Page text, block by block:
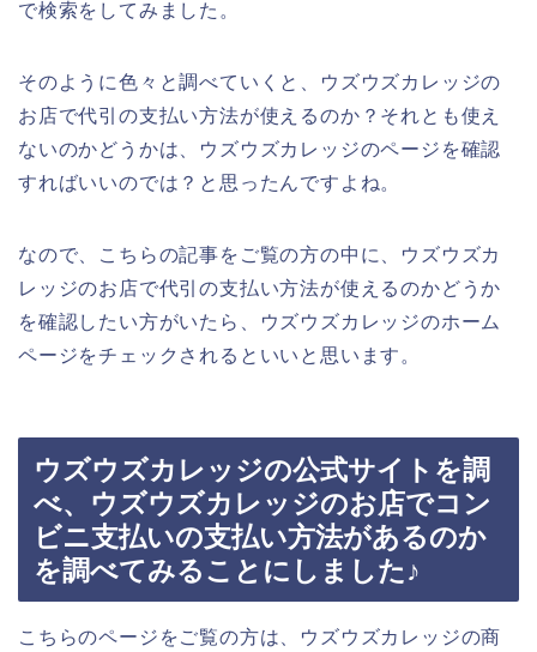
で検索をしてみました。
そのように色々と調べていくと、ウズウズカレッジの
お店で代引の支払い方法が使えるのか？それとも使え
ないのかどうかは、ウズウズカレッジのページを確認
すればいいのでは？と思ったんですよね。
なので、こちらの記事をご覧の方の中に、ウズウズカ
レッジのお店で代引の支払い方法が使えるのかどうか
を確認したい方がいたら、ウズウズカレッジのホーム
ページをチェックされるといいと思います。
ウズウズカレッジの公式サイトを調
べ、ウズウズカレッジのお店でコン
ビニ支払いの支払い方法があるのか
を調べてみることにしました♪
こちらのページをご覧の方は、ウズウズカレッジの商